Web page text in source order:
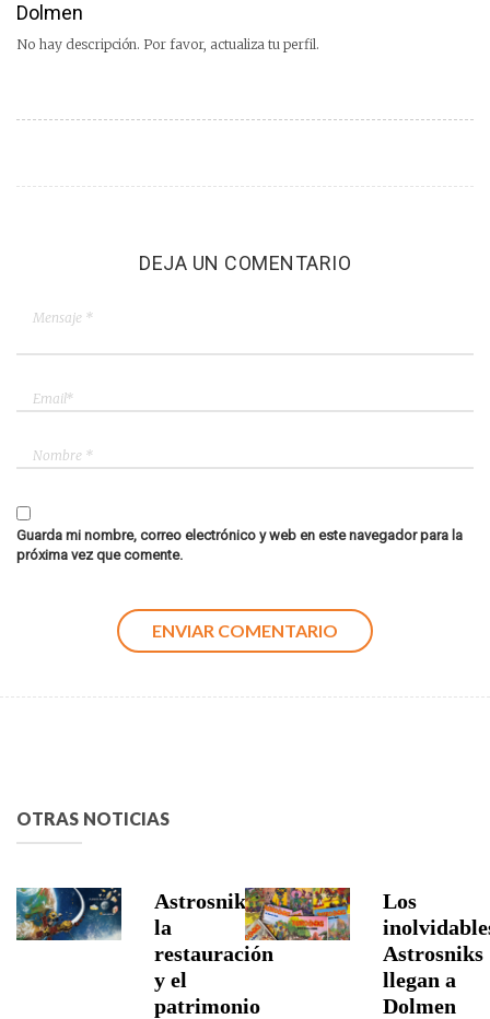
Dolmen
No hay descripción. Por favor, actualiza tu perfil.
DEJA UN COMENTARIO
Guarda mi nombre, correo electrónico y web en este navegador para la
próxima vez que comente.
OTRAS NOTICIAS
Astrosniks,
la
restauración
y el
patrimonio
Los
Astrosniks
llegan a
Dolmen